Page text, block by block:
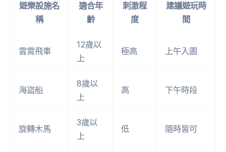
遊樂設施名
稱
適合年
齡
刺激程
度
建議遊玩時
間
雲霄飛車
12歲以
上
極高 上午入園
海盜船
8歲以
上
高 下午時段
旋轉木馬
3歲以
上
低 隨時皆可